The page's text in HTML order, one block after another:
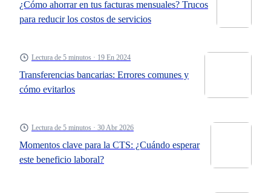
¿Cómo ahorrar en tus facturas mensuales? Trucos
para reducir los costos de servicios
Transferencias bancarias: Errores comunes y
cómo evitarlos
Lectura de 5 minutos · 19 En 2024
Momentos clave para la CTS: ¿Cuándo esperar
este beneficio laboral?
Lectura de 5 minutos · 30 Abr 2026